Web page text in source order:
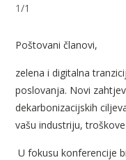
1/1
Poštovani članovi,
zelena i digitalna
poslovanja. Novi
dekarbonizacijskih
vašu industriju,
U fokusu konferencije